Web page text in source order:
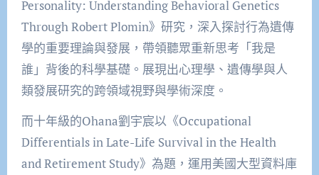
Personality: Understanding Behavioral Genetics
Through Robert Plomin》研究，深入探討行為遺傳
學的重要理論與發展，帶領聽眾重新思考「我是
誰」背後的科學基礎。展現出心理學、遺傳學與人
類發展研究的跨領域視野與學術深度。
而十年級的Ohana劉宇宸以《Occupational
Differentials in Late-Life Survival in the Health
and Retirement Study》為題，運用美國大型資料庫